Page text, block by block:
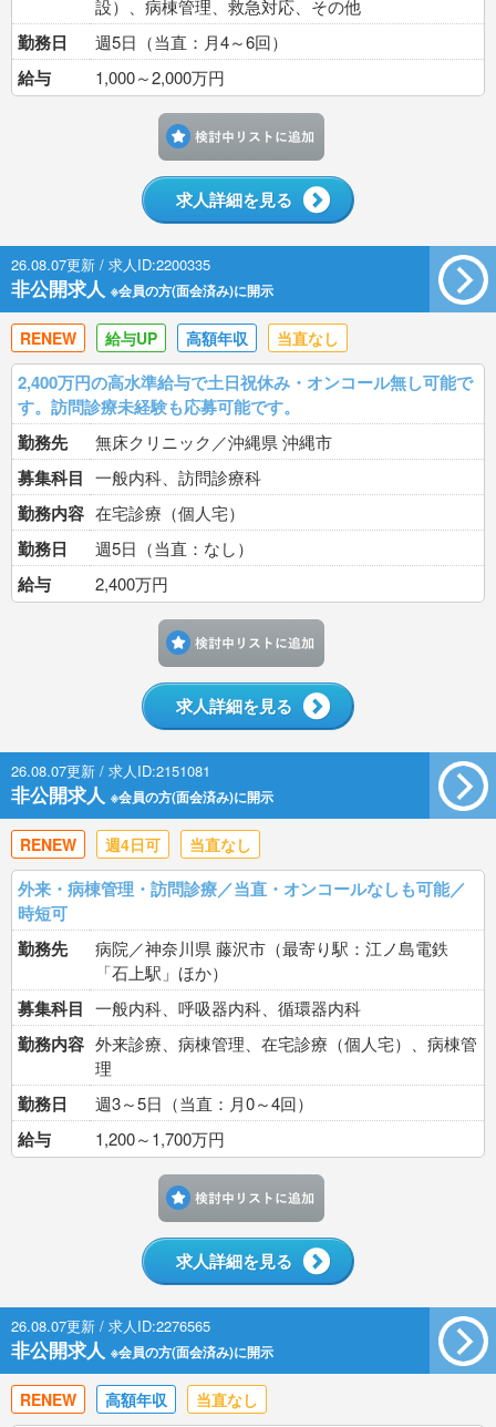
設）、病棟管理、救急対応、その他
勤務日 週5日（当直：月4～6回）
給与 1,000～2,000万円
求人詳細を見る
26.08.07更新 / 求人ID:2200335
非公開求人 ※会員の方(面会済み)に開示
RENEW 給与UP 高額年収 当直なし
2,400万円の高水準給与で土日祝休み・オンコール無し可能で
す。訪問診療未経験も応募可能です。
勤務先
無床クリニック／沖縄県 沖縄市
募集科目 一般内科、訪問診療科
勤務内容 在宅診療（個人宅）
勤務日 週5日（当直：なし）
給与 2,400万円
求人詳細を見る
26.08.07更新 / 求人ID:2151081
非公開求人 ※会員の方(面会済み)に開示
RENEW 週4日可 当直なし
外来・病棟管理・訪問診療／当直・オンコールなしも可能／
時短可
勤務先
病院／神奈川県 藤沢市（最寄り駅：江ノ島電鉄
「石上駅」ほか）
募集科目 一般内科、呼吸器内科、循環器内科
勤務内容 外来診療、病棟管理、在宅診療（個人宅）、病棟管
理
勤務日 週3～5日（当直：月0～4回）
給与 1,200～1,700万円
求人詳細を見る
26.08.07更新 / 求人ID:2276565
非公開求人 ※会員の方(面会済み)に開示
RENEW 高額年収 当直なし